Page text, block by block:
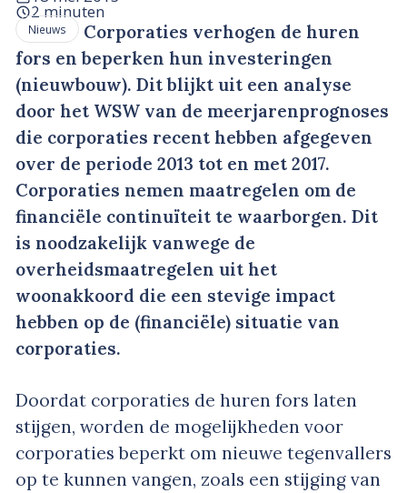
2 minuten
Nieuws
Corporaties verhogen de huren
fors en beperken hun investeringen
(nieuwbouw). Dit blijkt uit een analyse
door het WSW van de meerjarenprognoses
die corporaties recent hebben afgegeven
over de periode 2013 tot en met 2017.
Corporaties nemen maatregelen om de
financiële continuïteit te waarborgen. Dit
is noodzakelijk vanwege de
overheidsmaatregelen uit het
woonakkoord die een stevige impact
hebben op de (financiële) situatie van
corporaties.
Doordat corporaties de huren fors laten
stijgen, worden de mogelijkheden voor
corporaties beperkt om nieuwe tegenvallers
op te kunnen vangen, zoals een stijging van